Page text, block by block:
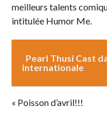
meilleurs talents
intitulée Humor Me.
Pearl Thusi Cast
internationale
« Poisson d’avril!!!